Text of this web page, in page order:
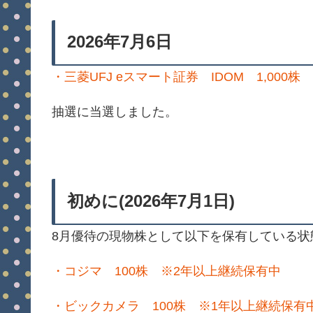
2026年7月6日
・三菱UFJ eスマート証券 IDOM 1,000株
抽選に当選しました。
初めに(2026年7月1日)
8月優待の現物株として以下を保有している状
・コジマ 100株 ※2年以上継続保有中
・ビックカメラ 100株 ※1年以上継続保有